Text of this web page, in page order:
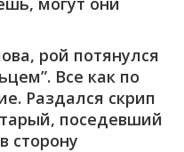
рой потянулся
Все как по
Раздался скрип
поседевший
сторону